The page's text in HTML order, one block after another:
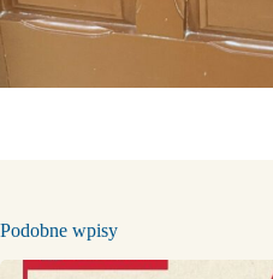
Podobne wpisy